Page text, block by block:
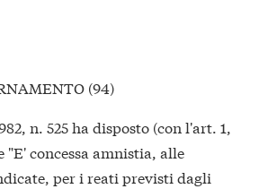
(94)
n. 525 ha disposto (con l'art. 1,
concessa amnistia, alle
per i reati previsti dagli